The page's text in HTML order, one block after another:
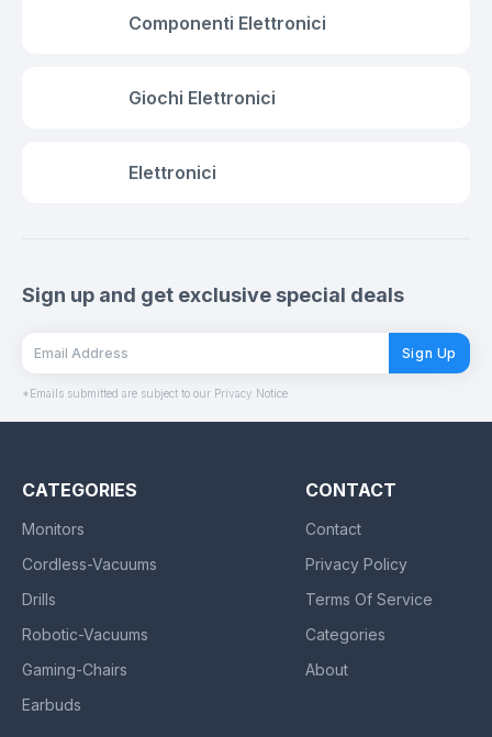
Componenti Elettronici
Giochi Elettronici
Elettronici
Sign up and get exclusive special deals
Sign Up
*Emails submitted are subject to our Privacy Notice
CATEGORIES
Monitors
Cordless-Vacuums
Drills
Robotic-Vacuums
Gaming-Chairs
Earbuds
CONTACT
Contact
Privacy Policy
Terms Of Service
Categories
About